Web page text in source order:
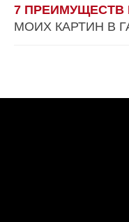
7 ПРЕИМУЩЕСТВ
МОИХ КАРТИН В